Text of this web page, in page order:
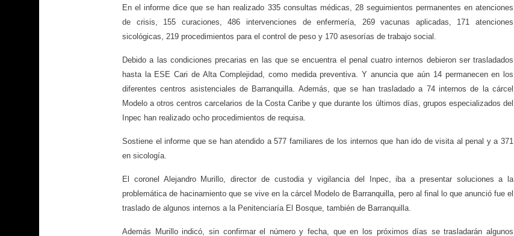
En el informe dice que se han realizado 335 consultas médicas, 28 seguimientos permanentes en atenciones
de crisis, 155 curaciones, 486 intervenciones de enfermería, 269 vacunas aplicadas, 171 atenciones
sicológicas, 219 procedimientos para el control de peso y 170 asesorías de trabajo social.
Debido a las condiciones precarias en las que se encuentra el penal cuatro internos debieron ser trasladados
hasta la ESE Cari de Alta Complejidad, como medida preventiva. Y anuncia que aún 14 permanecen en los
diferentes centros asistenciales de Barranquilla. Además, que se han trasladado a 74 internos de la cárcel
Modelo a otros centros carcelarios de la Costa Caribe y que durante los últimos días, grupos especializados del
Inpec han realizado ocho procedimientos de requisa.
Sostiene el informe que se han atendido a 577 familiares de los internos que han ido de visita al penal y a 371
en sicología.
El coronel Alejandro Murillo, director de custodia y vigilancia del Inpec, iba a presentar soluciones a la
problemática de hacinamiento que se vive en la cárcel Modelo de Barranquilla, pero al final lo que anunció fue el
traslado de algunos internos a la Penitenciaría El Bosque, también de Barranquilla.
Además Murillo indicó, sin confirmar el número y fecha, que en los próximos días se trasladarán algunos